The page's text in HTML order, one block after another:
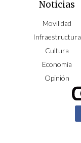
Noticias
Movilidad
Infraestructura
Cultura
Economía
Opinión